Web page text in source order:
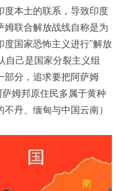
度本土的联系，导致印度
姆联合解放战线自称是为
度国家恐怖主义进行"解放
自己是国家分裂主义组
部分，追求要把阿萨姆
姆邦原住民多属于黄种
丹、缅甸与中国云南）